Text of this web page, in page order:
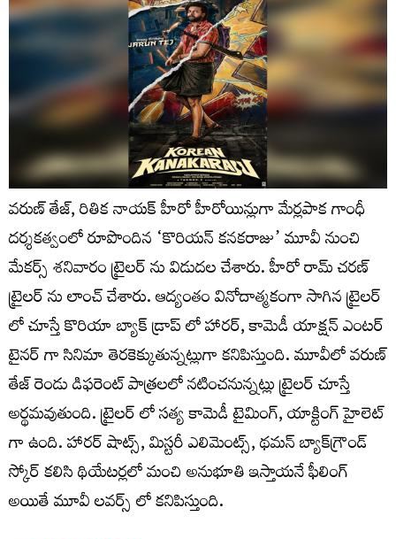
వరుణ్ తేజ్, రితిక నాయక్ హీరో హీరోయిన్లుగా మేర్లపాక గాంధీ
దర్శకత్వంలో రూపొందిన ‘కొరియన్ కనకరాజు’ మూవీ నుంచి
మేకర్స్ శనివారం ట్రైలర్ ను విడుదల చేశారు. హీరో రామ్ చరణ్
ట్రైలర్ ను లాంచ్ చేశారు. ఆద్యంతం వినోదాత్మకంగా సాగిన ట్రైలర్
లో చూస్తే కొరియా బ్యాక్ డ్రాప్ లో హారర్, కామెడీ యాక్షన్ ఎంటర్
టైనర్ గా సినిమా తెరకెక్కుతున్నట్లుగా కనిపిస్తుంది. మూవీలో వరుణ్
తేజ్ రెండు డిఫరెంట్ పాత్రలలో నటించనున్నట్లు ట్రైలర్ చూస్తే
అర్థమవుతుంది. ట్రైలర్ లో సత్య కామెడీ టైమింగ్, యాక్టింగ్ హైలెట్
గా ఉంది. హారర్ షాట్స్, మిస్టరీ ఎలిమెంట్స్, థమన్ బ్యాక్‌గ్రౌండ్
స్కోర్ కలిసి థియేటర్లలో మంచి అనుభూతి ఇస్తాయనే ఫీలింగ్
అయితే మూవీ లవర్స్ లో కనిపిస్తుంది.